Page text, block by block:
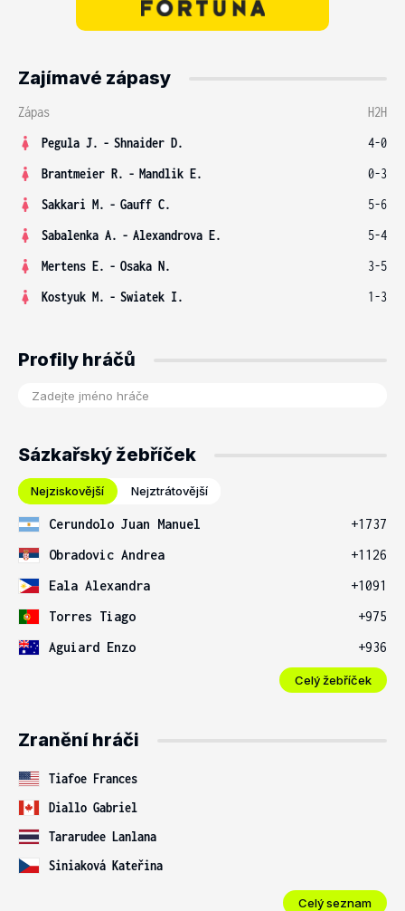
Zajímavé zápasy
Zápas
H2H
Pegula J. - Shnaider D.
4-0
Brantmeier R. - Mandlik E.
0-3
Sakkari M. - Gauff C.
5-6
Sabalenka A. - Alexandrova E.
5-4
Mertens E. - Osaka N.
3-5
Kostyuk M. - Swiatek I. 1-3
Profily hráčů
Sázkařský žebříček
Nejziskovější Nejztrátovější
Cerundolo Juan Manuel
+1737
Obradovic Andrea
+1126
Eala Alexandra
+1091
Torres Tiago
+975
Aguiard Enzo
+936
Celý žebříček
Zranění hráči
Tiafoe Frances
Diallo Gabriel
Tararudee Lanlana
Siniaková Kateřina
Celý seznam